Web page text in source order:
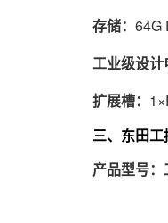
存储： 64G
工业级设计
扩展槽：
三、东田工
产品型号